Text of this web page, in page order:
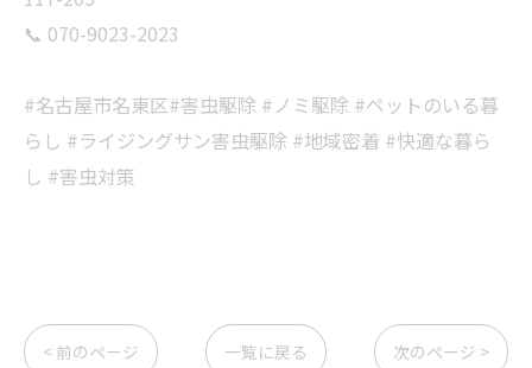
📞 070-9023-2023
#名古屋市名東区#害虫駆除 #ノミ駆除 #ペットのいる暮
らし #ライジングサン害虫駆除 #地域密着 #快適な暮ら
し #害虫対策
< 前のページ 一覧に戻る 次のページ >